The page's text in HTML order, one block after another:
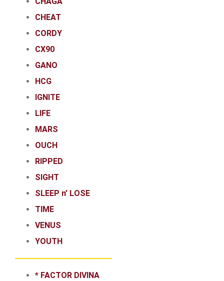
CHEAT
CORDY
CX90
GANO
HCG
IGNITE
LIFE
MARS
OUCH
RIPPED
SIGHT
SLEEP n’ LOSE
TIME
VENUS
YOUTH
* FACTOR DIVINA